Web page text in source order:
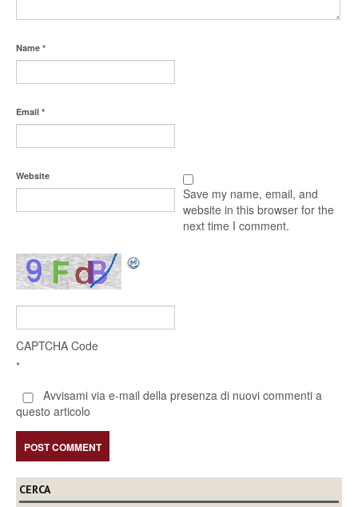
Name *
Email *
Website
Save my name, email, and
website in this browser for the
next time I comment.
CAPTCHA Code
*
Avvisami via e-mail della presenza di nuovi commenti a
questo articolo
CERCA